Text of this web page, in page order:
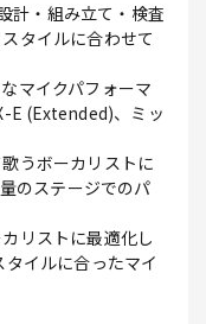
計・組み立て・検査
タイルに合わせて
マイクパフォーマ
E (Extended)、ミッ
うボーカリストに
のステージでのパ
リストに最適化し
イルに合ったマイ